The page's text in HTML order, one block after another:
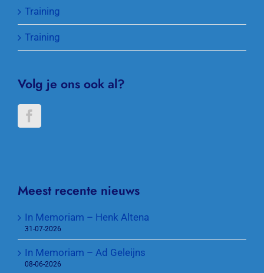
Training
Training
Volg je ons ook al?
Meest recente nieuws
In Memoriam – Henk Altena
31-07-2026
In Memoriam – Ad Geleijns
08-06-2026